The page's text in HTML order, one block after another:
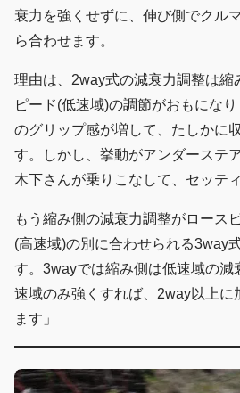
衰力を強くせずに、伸び側でクル
ら合わせます。
理由は、2way式の減衰力調整は縮
ピード(低速域)の調節がおもにな
のグリップ感が増して、たしかに
す。しかし、挙動がアンダーステ
木下さんが乗りこなして、セッテ
もう縮み側の減衰力調整がロース
(高速域)の別に合わせられる3way
す。3wayでは縮み側は低速域の減
速域のみ強くすれば、2way以上に
ます」